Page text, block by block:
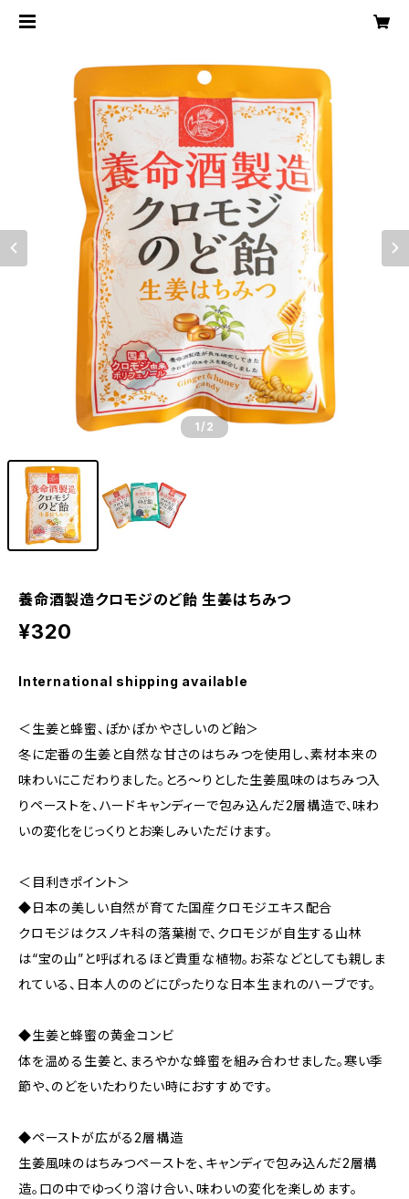
1 /2
養命酒製造クロモジのど飴 生姜はちみつ
¥320
International shipping available
＜生姜と蜂蜜、ぽかぽかやさしいのど飴＞
冬に定番の生姜と自然な甘さのはちみつを使用し、素材本来の
味わいにこだわりました。とろ～りとした生姜風味のはちみつ入
りペーストを、ハードキャンディーで包み込んだ2層構造で、味わ
いの変化をじっくりとお楽しみいただけます。
＜目利きポイント＞
◆日本の美しい自然が育てた国産クロモジエキス配合
クロモジはクスノキ科の落葉樹で、クロモジが自生する山林
は“宝の山”と呼ばれるほど貴重な植物。お茶などとしても親しま
れている、日本人ののどにぴったりな日本生まれのハーブです。
◆生姜と蜂蜜の黄金コンビ
体を温める生姜と、まろやかな蜂蜜を組み合わせました。寒い季
節や、のどをいたわりたい時におすすめです。
◆ペーストが広がる2層構造
生姜風味のはちみつペーストを、キャンディで包み込んだ2層構
造。口の中でゆっくり溶け合い、味わいの変化を楽しめます。